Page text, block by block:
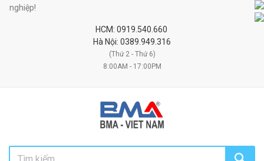
HCM: 0919.540.660
Hà Nội: 0389.949.316
(Thứ 2 - Thứ 6)
8:00AM - 17:00PM